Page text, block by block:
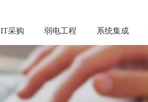
IT采购 弱电工程 系统集成